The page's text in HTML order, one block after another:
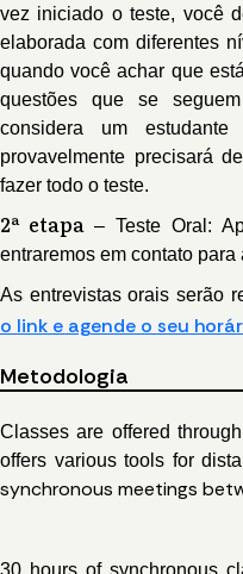
vez iniciado o teste, você
elaborada com diferentes
quando você achar que
questões que se
considera um
provavelmente precisará
fazer todo o teste.
2ª etapa – Teste Oral:
entraremos em contato para
As entrevistas orais serão
o link e agende o seu
Metodologia
Classes are offered
offers various tools for
synchronous meetings